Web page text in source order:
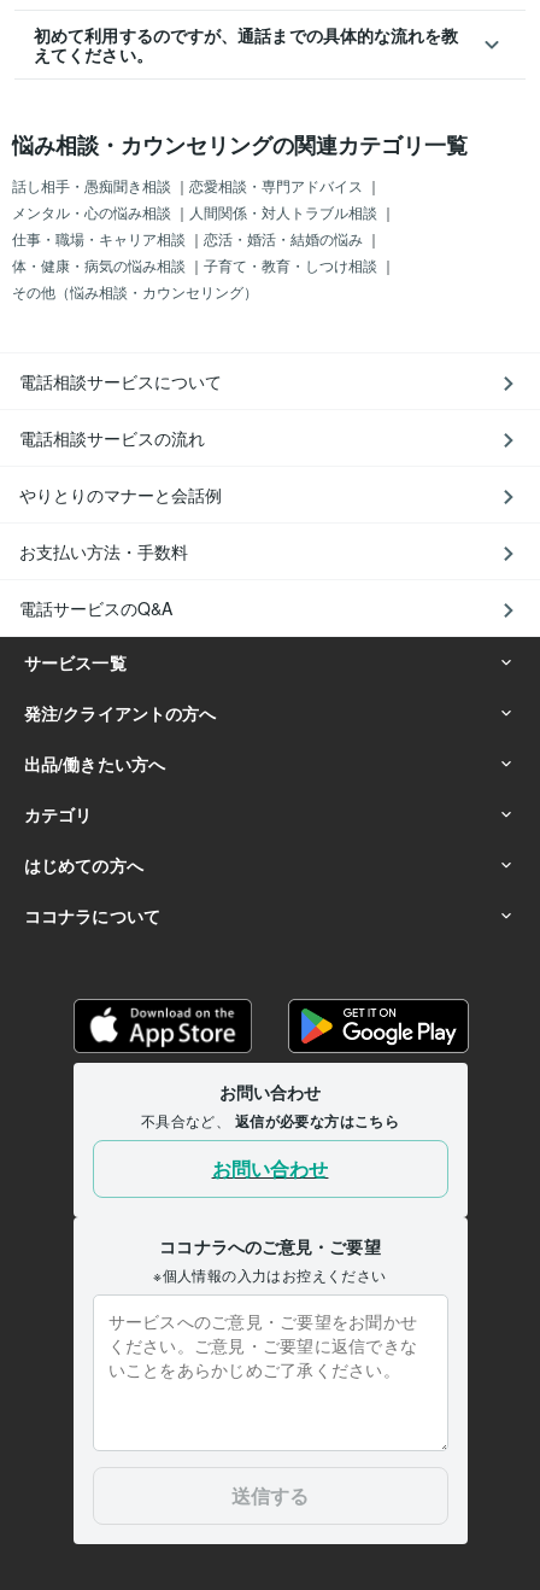
初めて利用するのですが、通話までの具体的な流れを教
えてください。
悩み相談・カウンセリングの関連カテゴリ一覧
話し相手・愚痴聞き相談 ｜ 恋愛相談・専門アドバイス ｜
メンタル・心の悩み相談 ｜ 人間関係・対人トラブル相談 ｜
仕事・職場・キャリア相談 ｜ 恋活・婚活・結婚の悩み ｜
体・健康・病気の悩み相談 ｜ 子育て・教育・しつけ相談 ｜
その他（悩み相談・カウンセリング）
電話相談サービスについて
電話相談サービスの流れ
やりとりのマナーと会話例
お支払い方法・手数料
電話サービスのQ&A